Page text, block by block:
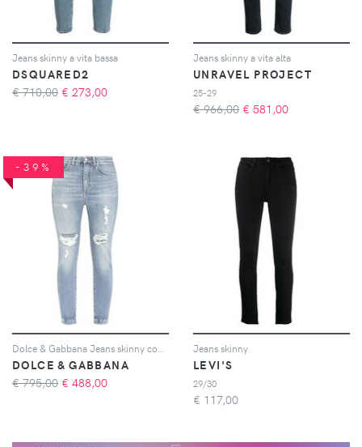
Jeans skinny a vita bassa
DSQUARED2
€ 710,00 € 273,00
Jeans skinny a vita alta
UNRAVEL PROJECT
25-29
€ 966,00 € 581,00
-39%
Dolce & Gabbana Jeans skinny con effetto vissuto - Blu
DOLCE & GABBANA
€ 795,00 € 488,00
Jeans skinny
LEVI'S
29/30
€ 117,00